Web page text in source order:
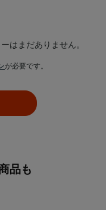
はまだありません。
が必要です。
品も